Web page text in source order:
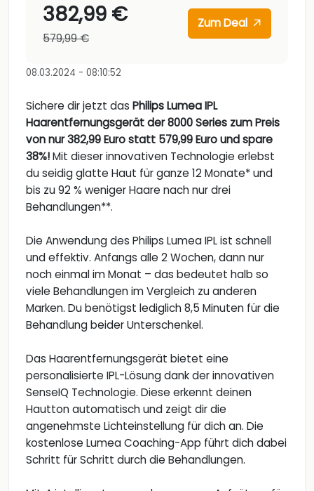
382,99 €
579,99 €
Zum Deal
08.03.2024 - 08:10:52
Sichere dir jetzt das Philips Lumea IPL
Haarentfernungsgerät der 8000 Series zum Preis
von nur 382,99 Euro statt 579,99 Euro und spare
38%!Mit dieser innovativen Technologie erlebst
du seidig glatte Haut für ganze 12 Monate* und
bis zu 92 % weniger Haare nach nur drei
Behandlungen**.
Die Anwendung des Philips Lumea IPL ist schnell
und effektiv. Anfangs alle 2 Wochen, dann nur
noch einmal im Monat – das bedeutet halb so
viele Behandlungen im Vergleich zu anderen
Marken. Du benötigst lediglich 8,5 Minuten für die
Behandlung beider Unterschenkel.
Das Haarentfernungsgerät bietet eine
personalisierte IPL-Lösung dank der innovativen
SenseIQ Technologie. Diese erkennt deinen
Hautton automatisch und zeigt dir die
angenehmste Lichteinstellung für dich an. Die
kostenlose Lumea Coaching-App führt dich dabei
Schritt für Schritt durch die Behandlungen.